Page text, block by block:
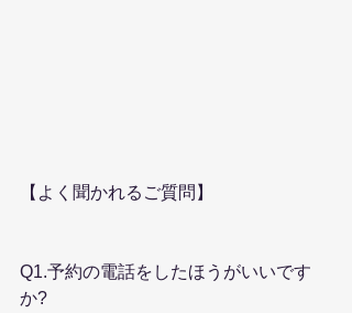
【よく聞かれるご質問】
Q1.予約の電話をしたほうがいいです
か?